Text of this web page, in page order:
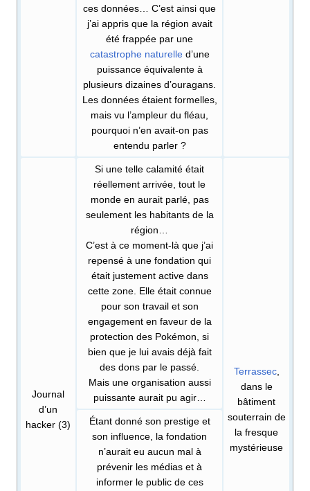
ces données… C’est ainsi que
j’ai appris que la région avait
été frappée par une
catastrophe naturelled’une
puissance équivalente à
plusieurs dizaines d’ouragans.
Les données étaient formelles,
mais vu l’ampleur du fléau,
pourquoi n’en avait-on pas
entendu parler ?
Journal
d’un
hacker (3)
Si une telle calamité était
réellement arrivée, tout le
monde en aurait parlé, pas
seulement les habitants de la
région…
C’est à ce moment-là que j’ai
repensé à une fondation qui
était justement active dans
cette zone. Elle était connue
pour son travail et son
engagement en faveur de la
protection des Pokémon, si
bien que je lui avais déjà fait
des dons par le passé.
Mais une organisation aussi
puissante aurait pu agir…
Terrassec,
dans le
bâtiment
souterrain de
la fresque
mystérieuse
Étant donné son prestige et
son influence, la fondation
n’aurait eu aucun mal à
prévenir les médias et à
informer le public de ces